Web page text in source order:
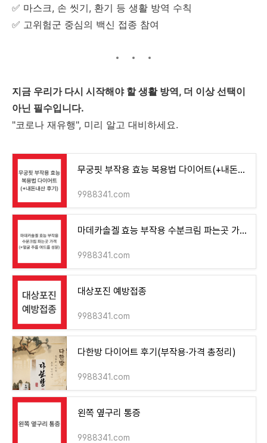
✅ 마스크, 손 씻기, 환기 등 생활 방역 수칙
✅ 고위험군 중심의 백신 접종 참여
지금 우리가 다시 시작해야 할 생활 방역, 더 이상 선택이
아닌 필수입니다.
"코로나 재유행", 미리 알고 대비하세요.
무궁핏 부작용 효능 복용법 다이어트(+내돈내산 후기)
9988341.com
마데카솔겔 효능 부작용 수분크림 파는곳 가격(+얼굴 주름 여드름 성분)
9988341.com
대상포진 예방접종
9988341.com
다한방 다이어트 후기(부작용·가격 총정리)
9988341.com
왼쪽 옆구리 통증
9988341.com